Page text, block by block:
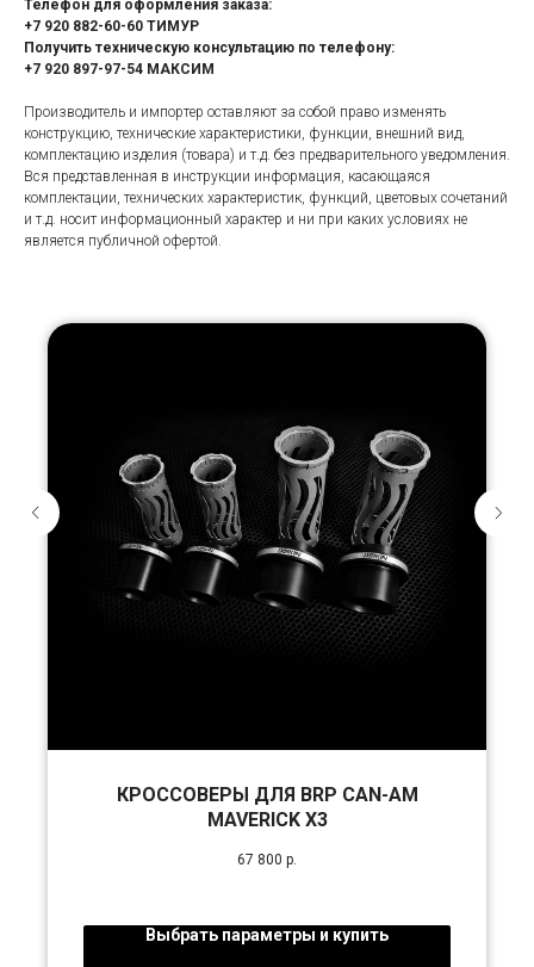
Телефон для оформления заказа:
+7 920 882-60-60 ТИМУР
Получить техническую консультацию по телефону:
+7 920 897-97-54 МАКСИМ
Производитель и импортер оставляют за собой право изменять
конструкцию, технические характеристики, функции, внешний вид,
комплектацию изделия (товара) и т.д. без предварительного уведомления.
Вся представленная в инструкции информация, касающаяся
комплектации, технических характеристик, функций, цветовых сочетаний
и т.д. носит информационный характер и ни при каких условиях не
является публичной офертой.
КРОССОВЕРЫ ДЛЯ BRP CAN-AM
MAVERICK X3
67 800 р.
Выбрать параметры и купить